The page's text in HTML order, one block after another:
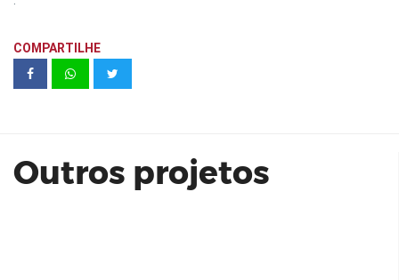
COMPARTILHE
Outros projetos
Living Magic Rudge Ramos 50 m²